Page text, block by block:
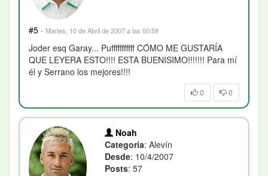
#5 · Martes, 10 de Abril de 2007 a las 00:59
Joder esq Garay... Pufffffffffff CÓMO ME GUSTARÍA
QUE LEYERA ESTO!!!! ESTA BUENISIMO!!!!!!! Para mí
él y Serrano los mejores!!!!
0 0
Noah
Categoría: Alevín
Desde: 10/4/2007
Posts: 57